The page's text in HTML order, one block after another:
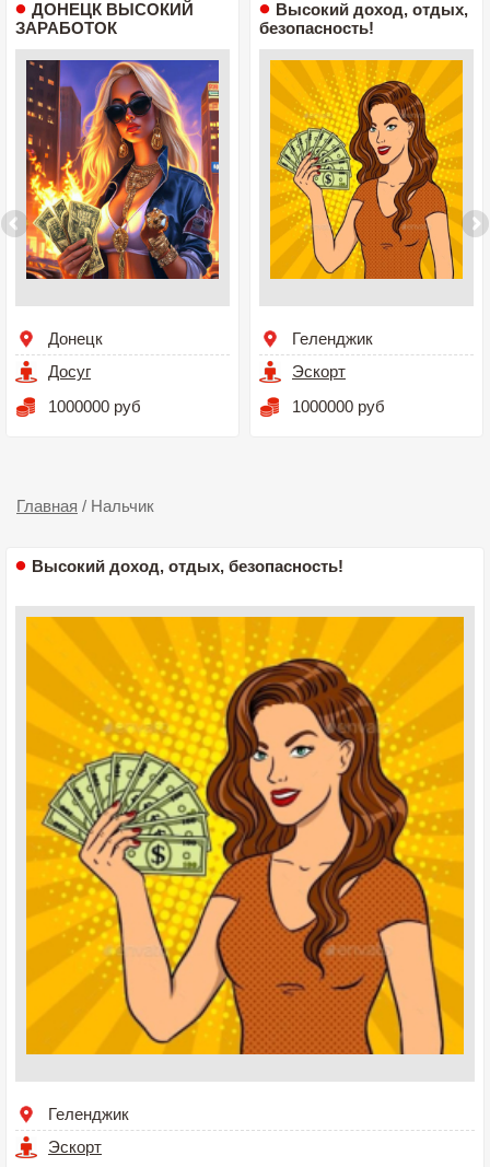
ДОНЕЦК ВЫСОКИЙ
ЗАРАБОТОК
Донецк
Досуг
1000000 руб
Высокий доход, отдых,
безопасность!
Геленджик
Эскорт
1000000 руб
Главная / Нальчик
Высокий доход, отдых, безопасность!
Геленджик
Эскорт